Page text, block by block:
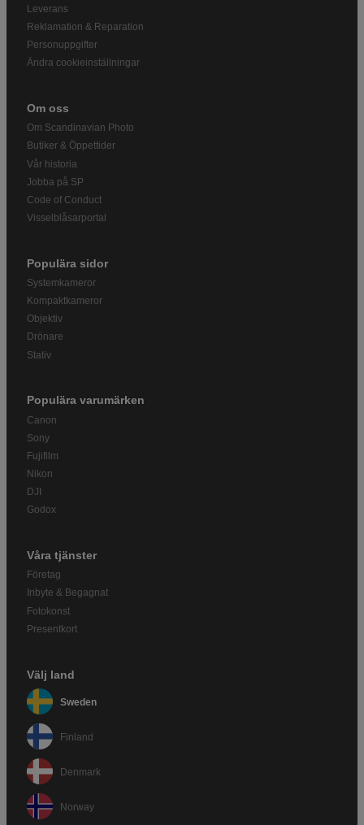
Leverans
Reklamation & Reparation
Personuppgifter
Ändra cookieinställningar
Om oss
Om Scandinavian Photo
Butiker & Öppettider
Vår historia
Jobba på SP
Code of Conduct
Visselblåsarportal
Populära sidor
Systemkameror
Kompaktkameror
Objektiv
Drönare
Stativ
Populära varumärken
Canon
Sony
Fujifilm
Nikon
DJI
Godox
Våra tjänster
Företag
Inbyte & Begagnat
Fotokonst
Presentkort
Välj land
Sweden
Finland
Denmark
Norway